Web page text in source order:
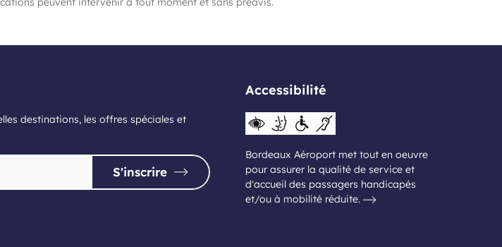
destinations, les offres spéciales et
S'inscrire
Accessibilité
Bordeaux Aéroport met tout en oeuvre
pour assurer la qualité de service et
d'accueil des passagers handicapés
et/ou à mobilité réduite.